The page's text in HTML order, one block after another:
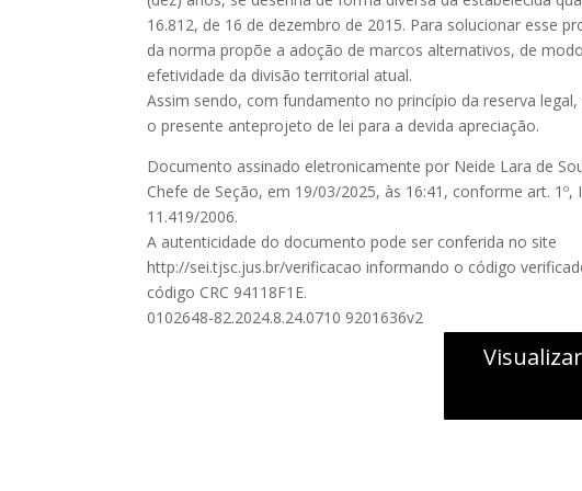
16.812, de 16 de dezembro de 2015. Para solucionar esse
da norma propõe a adoção de marcos alternativos, de
efetividade da divisão territorial atual.
Assim sendo, com fundamento no princípio da reserva legal,
o presente anteprojeto de lei para a devida apreciação.
Documento assinado eletronicamente por Neide Lara de
Chefe de Seção, em 19/03/2025, às 16:41, conforme art. 1º,
11.419/2006.
A autenticidade do documento pode ser conferida no site
http://sei.tjsc.jus.br/verificacao informando o código
código CRC 94118F1E.
0102648-82.2024.8.24.0710 9201636v2